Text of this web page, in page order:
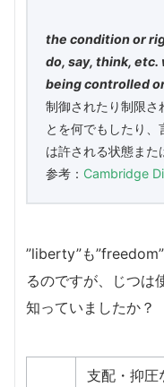
the condition or
do, say, think,
being controlled
制御されたり制限さ
とを何でもしたり
は許される状態また
参考： Cambridge
”liberty”も
るのですが、じつは
知っていましたか？
支配・抑圧